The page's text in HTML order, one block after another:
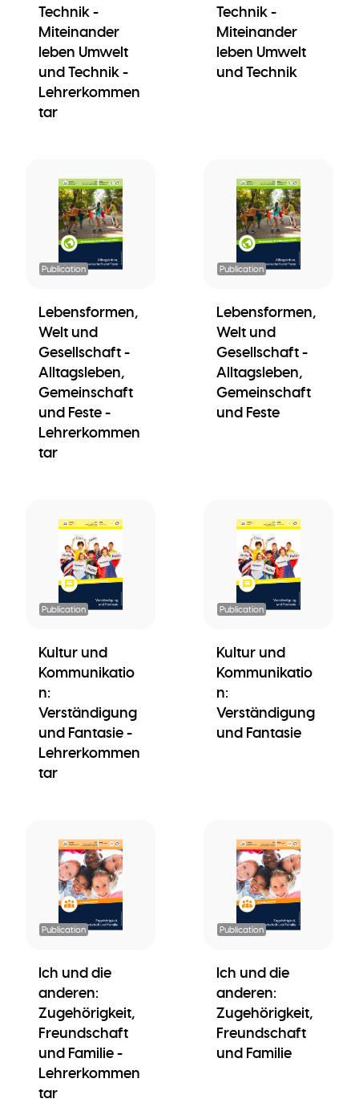
Technik -
Miteinander
leben Umwelt
und Technik -
Lehrerkommen
tar
Technik -
Miteinander
leben Umwelt
und Technik
Publication
Lebensformen,
Welt und
Gesellschaft -
Alltagsleben,
Gemeinschaft
und Feste -
Lehrerkommen
tar
Publication
Lebensformen,
Welt und
Gesellschaft -
Alltagsleben,
Gemeinschaft
und Feste
Publication
Kultur und
Kommunikatio
n:
Verständigung
und Fantasie -
Lehrerkommen
tar
Publication
Kultur und
Kommunikatio
n:
Verständigung
und Fantasie
Publication
Ich und die
anderen:
Zugehörigkeit,
Freundschaft
und Familie -
Lehrerkommen
tar
Publication
Ich und die
anderen:
Zugehörigkeit,
Freundschaft
und Familie